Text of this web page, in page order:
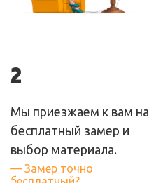
2
Мы приезжаем к вам на
бесплатный замер и
выбор материала.
— Замер точно
бесплатный?